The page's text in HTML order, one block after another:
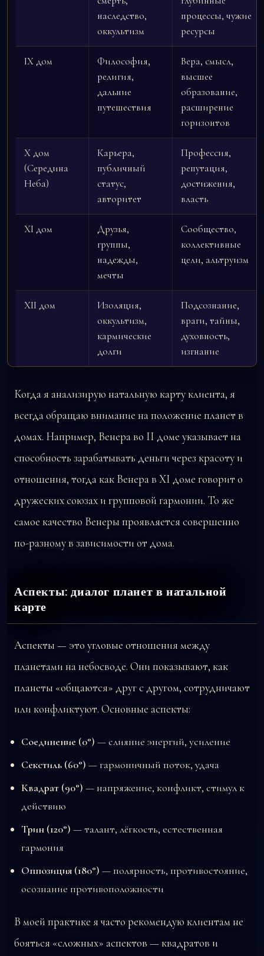
наследство,
оккультизм
процессы, чужие
ресурсы
IX дом
Философия,
религия,
дальние
путешествия
Вера, смысл,
высшее
образование,
расширение
горизонтов
X дом
(Середина
Неба)
Карьера,
публичный
статус,
авторитет
Профессия,
репутация,
достижения,
власть
XI дом
Друзья,
группы,
надежды,
мечты
Сообщество,
коллективные
цели, альтруизм
XII дом
Изоляция,
оккультизм,
кармические
долги
Подсознание,
враги, тайны,
духовность,
изгнание
Когда я анализирую натальную карту клиента, я
всегда обращаю внимание на положение планет в
домах. Например, Венера во II доме указывает на
способность зарабатывать деньги через красоту и
отношения, тогда как Венера в XI доме говорит о
дружеских союзах и групповой гармонии. То же
самое качество Венеры проявляется совершенно
по-разному в зависимости от дома.
Аспекты: диалог планет в натальной
карте
Аспекты — это угловые отношения между
планетами на небосводе. Они показывают, как
планеты «общаются» друг с другом, сотрудничают
или конфликтуют. Основные аспекты:
Соединение (0°) — слияние энергий, усиление
Секстиль (60°) — гармоничный поток, удача
Квадрат (90°) — напряжение, конфликт, стимул к
действию
Трин (120°) — талант, лёгкость, естественная
гармония
Оппозиция (180°) — полярность, противостояние,
осознание противоположности
В моей практике я часто рекомендую клиентам не
бояться «сложных» аспектов — квадратов и